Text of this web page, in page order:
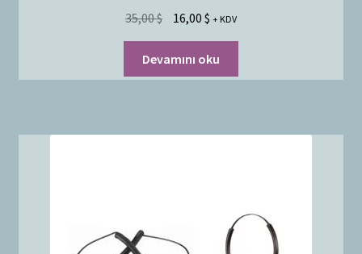
35,00$ 16,00 $ + KDV
Devamını oku